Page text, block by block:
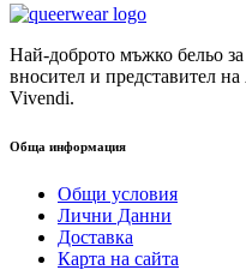
Най-доброто мъжко бельо
вносител и представител
Vivendi.
Обща информация
Общи условия
Лични Данни
Доставка
Карта на сайта